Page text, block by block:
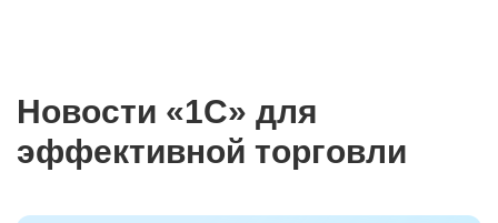
Новости «1С» для
эффективной торговли